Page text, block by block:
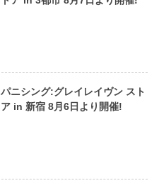
パニシング:グレイレイヴン スト
ア in 新宿 8月6日より開催!